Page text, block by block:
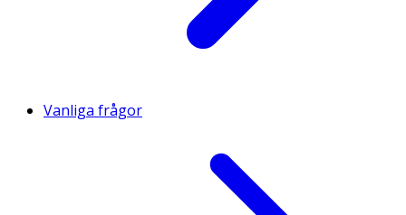
Vanliga frågor